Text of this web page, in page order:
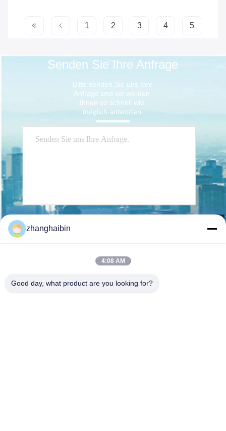
1 2 3 4 5
Senden Sie Ihre Anfrage
Bitte senden Sie uns Ihre
Anfrage und wir werden
Ihnen so schnell wie
möglich antworten.
Senden Sie
zhanghaibin
4:08 AM
Good day, what product are you looking for?